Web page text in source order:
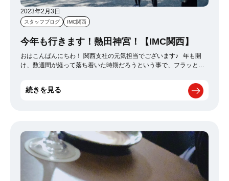
きるとか…！ これでナイスバディになってまだ見ぬ彼女とボルダリ
ングデートをするんだい！ そう決意した土曜日の昼でした。 --------
--------------------- その後は失ったカロリーを補うように、下北沢のタ
イ料理屋でいっぱい飲んで家に帰って寝ました。 カエルを初めて食
べましたが美味しかったです。 あと今の体重だとボルダリングしん
どいので、もうちょっと痩せたらまた行きます。
2023年2月3日
スタッフブログ IMC関西
今年も行きます！熱田神宮！【IMC関西】
おはこんばんにちわ！ 関西支社の元気担当でございます♪ 年も開
け、数週間が経って落ち着いた時期だろうという事で、フラッと愛
ては旅行守りを買うようにしていて、今年も行ってきました :-) こ
の神社で旅行守りを買い始めてはや数年が経ちますが、効果がすご
行が好きな方！雨男・雨女の方は是非買いに行ってみてください！
もしかしたら効果が得られるかもしれませんよー♪
続きを見る